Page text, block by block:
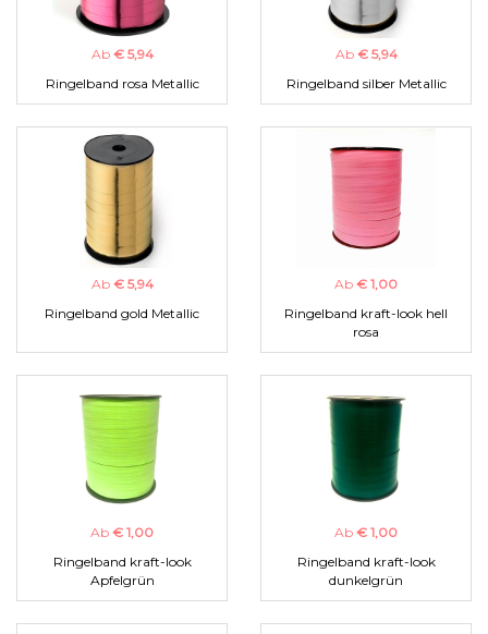
Ab € 5,94
Ringelband rosa Metallic
Ab € 5,94
Ringelband silber Metallic
Ab € 5,94
Ringelband gold Metallic
Ab € 1,00
Ringelband kraft-look hell
rosa
Ab € 1,00
Ringelband kraft-look
Apfelgrün
Ab € 1,00
Ringelband kraft-look
dunkelgrün